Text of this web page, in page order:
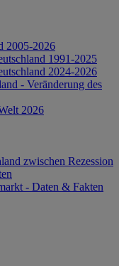
2005-2026
1991-2025
2024-2026
- Veränderung des
2026
zwischen Rezession
- Daten & Fakten